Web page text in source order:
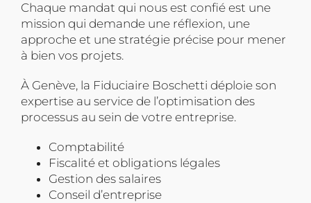
Chaque mandat qui nous est confié est une
mission qui demande une réflexion, une
approche et une stratégie précise pour mener
à bien vos projets.
À Genève, la Fiduciaire Boschetti déploie son
expertise au service de l’optimisation des
processus au sein de votre entreprise.
Comptabilité
Fiscalité et obligations légales
Gestion des salaires
Conseil d’entreprise